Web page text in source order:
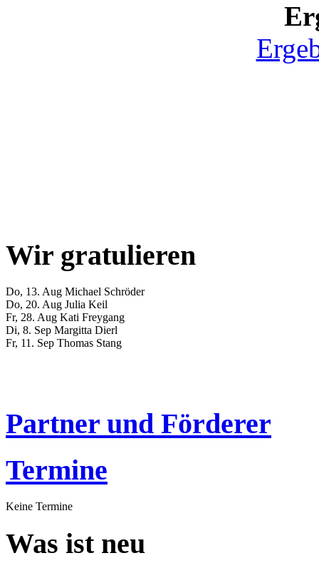
Wir gratulieren
Do, 13. Aug Michael Schröder
Do, 20. Aug Julia Keil
Fr, 28. Aug Kati Freygang
Di, 8. Sep Margitta Dierl
Fr, 11. Sep Thomas Stang
Partner und Förderer
Termine
Keine Termine
Was ist neu